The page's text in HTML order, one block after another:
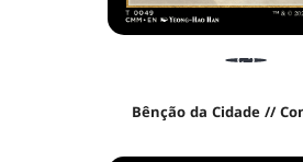
Bênção da Cidade //